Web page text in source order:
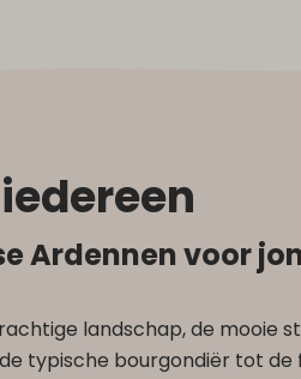
Ardennen voor
landschap, de mooie
typische bourgondiër tot